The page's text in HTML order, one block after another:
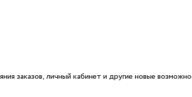
заказов, личный кабинет и другие новые